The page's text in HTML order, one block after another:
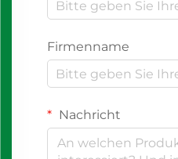
Firmenname
Nachricht